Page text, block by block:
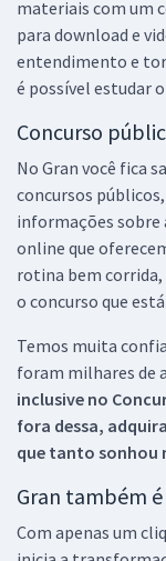
materiais com um
para download e
entendimento e
é possível estudar
Concurso
No Gran você fica
concursos
informações sobre
online que
rotina bem corrida,
o concurso que
Temos muita
foram milhares de
inclusive no
fora dessa,
que tanto sonhou
Gran também
Com apenas um